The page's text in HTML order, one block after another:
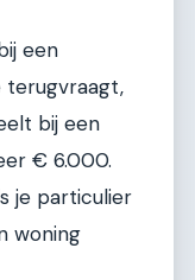
een
terugvraagt,
bij een
€ 6.000.
je particulier
woning